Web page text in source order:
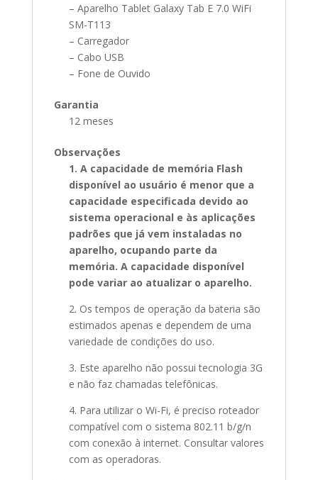
– Aparelho Tablet Galaxy Tab E 7.0 WiFi
SM-T113
– Carregador
– Cabo USB
– Fone de Ouvido
Garantia
12 meses
Observações
1. A capacidade de memória Flash
disponível ao usuário é menor que a
capacidade especificada devido ao
sistema operacional e às aplicações
padrões que já vem instaladas no
aparelho, ocupando parte da
memória. A capacidade disponível
pode variar ao atualizar o aparelho.
2. Os tempos de operação da bateria são
estimados apenas e dependem de uma
variedade de condições do uso.
3. Este aparelho não possui tecnologia 3G
e não faz chamadas telefônicas.
4. Para utilizar o Wi-Fi, é preciso roteador
compatível com o sistema 802.11 b/g/n
com conexão à internet. Consultar valores
com as operadoras.